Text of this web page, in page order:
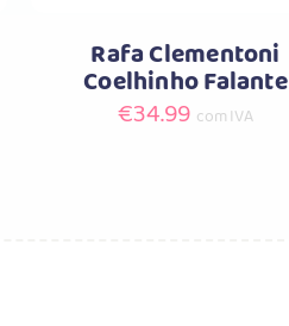
Rafa Clementoni
Coelhinho Falante
€34.99 com IVA